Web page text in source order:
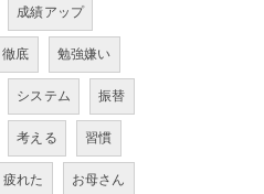
成績アップ
徹底 勉強嫌い
システム 振替
考える 習慣
疲れた お母さん